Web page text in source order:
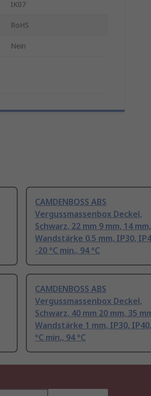
IK07
RoHS
Nein
CAMDENBOSS ABS
Vergussmassenbox Deckel,
Schwarz, 22 mm 9 mm, 14 mm,
Wandstärke 0.5 mm, IP30,
-20 °C min., 94 °C
CAMDENBOSS ABS
Vergussmassenbox Deckel,
Schwarz, 40 mm 20 mm, 35
Wandstärke 1 mm, IP30,
°C min., 94 °C